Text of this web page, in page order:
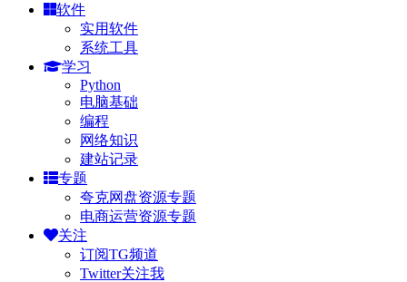
软件
实用软件
系统工具
学习
Python
电脑基础
编程
网络知识
建站记录
专题
夸克网盘资源专题
电商运营资源专题
关注
订阅TG频道
Twitter关注我